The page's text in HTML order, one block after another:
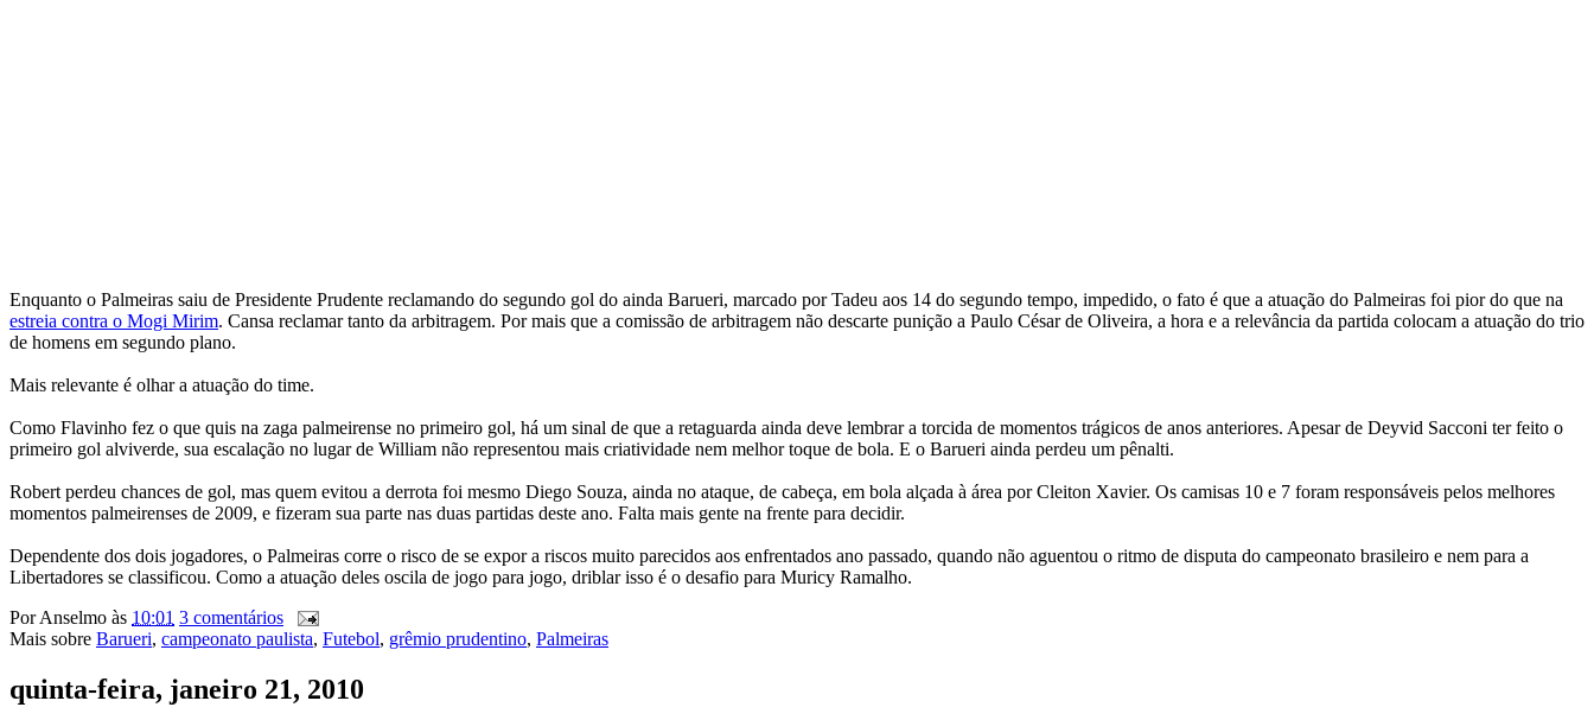
Enquanto o Palmeiras saiu de Presidente Prudente reclamando do segundo gol do ainda Barueri, marcado por Tadeu aos 14 do segundo tempo, impedido, o fato é que a atuação do Palmeiras foi pior do que na
estreia contra o Mogi Mirim. Cansa reclamar tanto da arbitragem. Por mais que a comissão de arbitragem não descarte punição a Paulo César de Oliveira, a hora e a relevância da partida colocam a atuação do trio
de homens em segundo plano.
Mais relevante é olhar a atuação do time.
Como Flavinho fez o que quis na zaga palmeirense no primeiro gol, há um sinal de que a retaguarda ainda deve lembrar a torcida de momentos trágicos de anos anteriores. Apesar de Deyvid Sacconi ter feito o
primeiro gol alviverde, sua escalação no lugar de William não representou mais criatividade nem melhor toque de bola. E o Barueri ainda perdeu um pênalti.
Robert perdeu chances de gol, mas quem evitou a derrota foi mesmo Diego Souza, ainda no ataque, de cabeça, em bola alçada à área por Cleiton Xavier. Os camisas 10 e 7 foram responsáveis pelos melhores
momentos palmeirenses de 2009, e fizeram sua parte nas duas partidas deste ano. Falta mais gente na frente para decidir.
Dependente dos dois jogadores, o Palmeiras corre o risco de se expor a riscos muito parecidos aos enfrentados ano passado, quando não aguentou o ritmo de disputa do campeonato brasileiro e nem para a
Libertadores se classificou. Como a atuação deles oscila de jogo para jogo, driblar isso é o desafio para Muricy Ramalho.
PorAnselmo às 10:01 3 comentários
Mais sobre Barueri, campeonato paulista, Futebol, grêmio prudentino, Palmeiras
quinta-feira, janeiro 21, 2010